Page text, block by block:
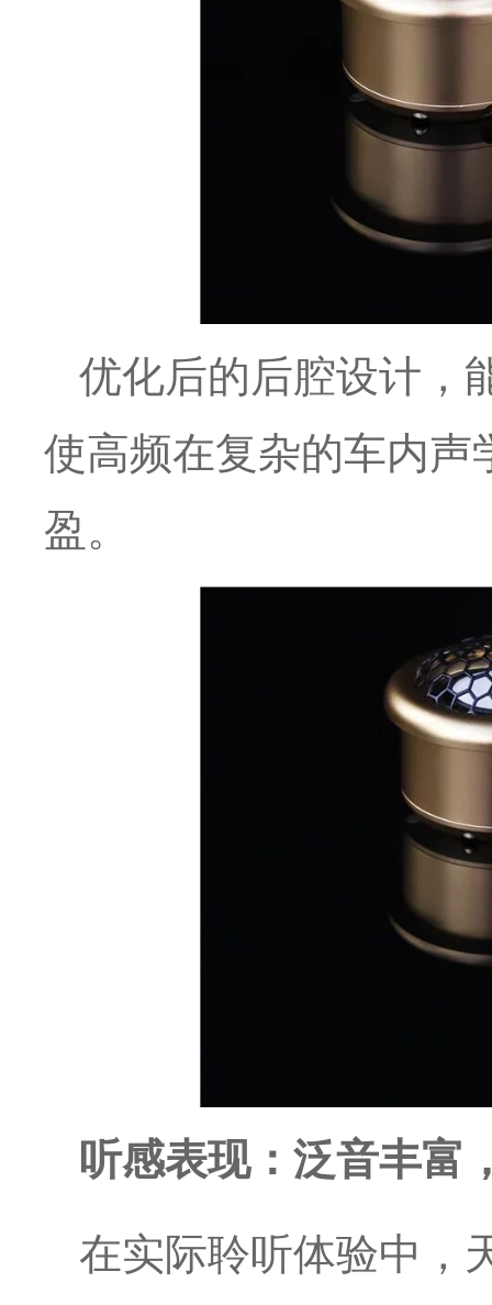
优化后的后腔设计，
使高频在复杂的车内声
盈。
听感表现：泛音丰富
在实际聆听体验中，